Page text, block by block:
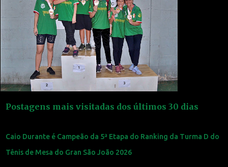
Postagens mais visitadas dos últimos 30 dias
Caio Durante é Campeão da 5ª Etapa do Ranking da Turma D do
Tênis de Mesa do Gran São João 2026